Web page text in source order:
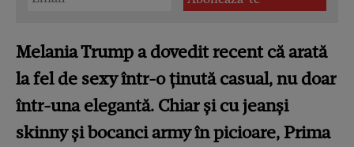
Melania Trump a dovedit recent că arată
la fel de sexy într-o ținută casual, nu doar
într-una elegantă. Chiar și cu jeanși
skinny și bocanci army în picioare, Prima